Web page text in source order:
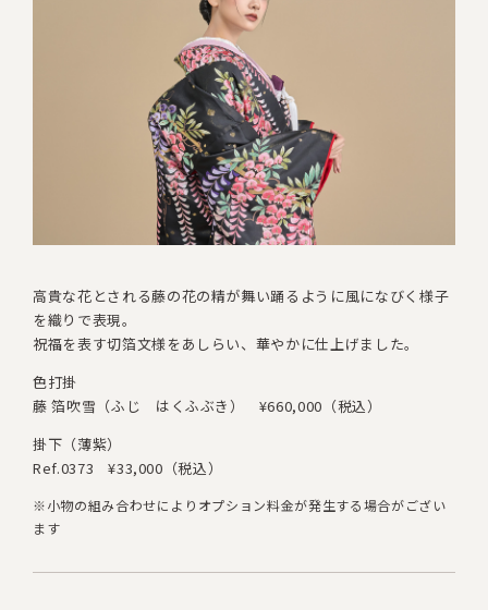
高貴な花とされる藤の花の精が舞い踊るように風になびく様子
を織りで表現。
祝福を表す切箔文様をあしらい、華やかに仕上げました。
色打掛
藤 箔吹雪（ふじ はくふぶき）
¥660,000（税込）
掛下（薄紫）
Ref.0373
¥33,000（税込）
※小物の組み合わせによりオプション料金が発生する場合がござい
ます